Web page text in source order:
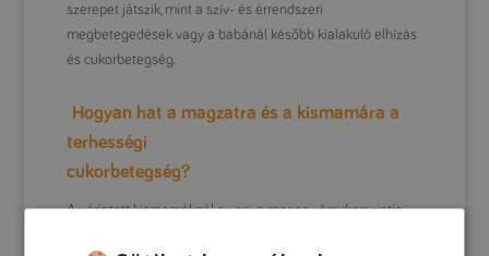
szerepet játszik, mint a szív- és érrendszeri
megbetegedések vagy a babánál később kialakuló elhízás
és cukorbetegség.
Hogyan hat a magzatra és a kismamára a
terhességi
cukorbetegség?
Az érintett kismamáknál az anya magas vércukorszintje